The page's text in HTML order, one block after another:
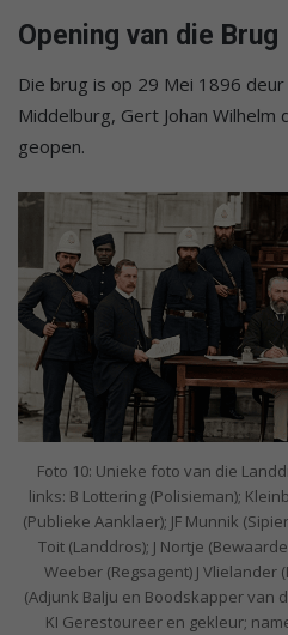
Opening van die Brug
Die brug is op 29 Mei 1896
Middelburg, Gert Johan
geopen.
Foto 10: Unieke foto van die
links: B Lottering (Polisieman);
(Publieke Aanklaer); JF Munnik
Toit (Landdros); J Nortje
Weeber (Regsagent) J Vlielander
(Adjunk Balju en Boodskapper van
KI Gerestoureer en gekleur;